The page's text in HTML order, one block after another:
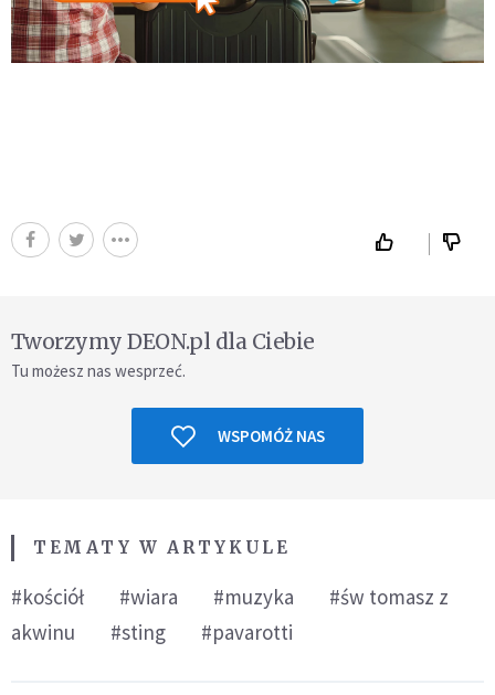
Tworzymy DEON.pl dla Ciebie
Tu możesz nas wesprzeć.
WSPOMÓŻ NAS
TEMATY W ARTYKULE
#kościół #wiara #muzyka
#św tomasz z
akwinu
#sting #pavarotti